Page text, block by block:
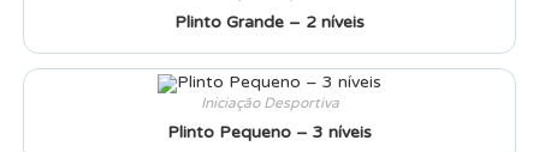
Plinto Grande – 2 níveis
Iniciação Desportiva
Plinto Pequeno – 3 níveis